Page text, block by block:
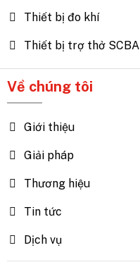
Thiết bị đo khí
Thiết bị trợ thở SCBA
Về chúng tôi
Giới thiệu
Giải pháp
Thương hiệu
Tin tức
Dịch vụ